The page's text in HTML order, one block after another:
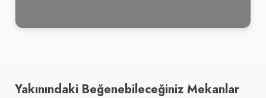
Yakınındaki Beğenebileceğiniz Mekanlar